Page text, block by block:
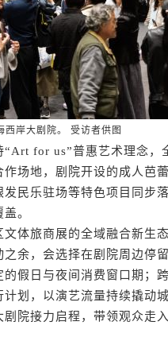
西岸大剧院。 受访者供图
for us”普惠艺术理念，
场地，剧院开设的成人芭
民乐驻场等特色项目同步
。
旅商展的全域融合新生态
余，会选择在剧院周边停
假日与夜间消费窗口期；
划，以演艺流量持续撬动
接力启程，带领观众走入